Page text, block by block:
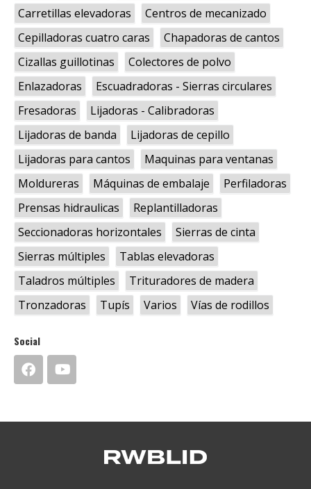
Carretillas elevadoras
Centros de mecanizado
Cepilladoras cuatro caras
Chapadoras de cantos
Cizallas guillotinas
Colectores de polvo
Enlazadoras
Escuadradoras - Sierras circulares
Fresadoras
Lijadoras - Calibradoras
Lijadoras de banda
Lijadoras de cepillo
Lijadoras para cantos
Maquinas para ventanas
Moldureras
Máquinas de embalaje
Perfiladoras
Prensas hidraulicas
Replantilladoras
Seccionadoras horizontales
Sierras de cinta
Sierras múltiples
Tablas elevadoras
Taladros múltiples
Trituradores de madera
Tronzadoras
Tupís Varios Vías de rodillos
Social